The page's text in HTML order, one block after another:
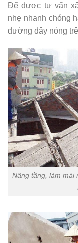
Để được tư vấn
nhẹ nhanh chóng
đường dây nóng
Nâng tầng, làm mái